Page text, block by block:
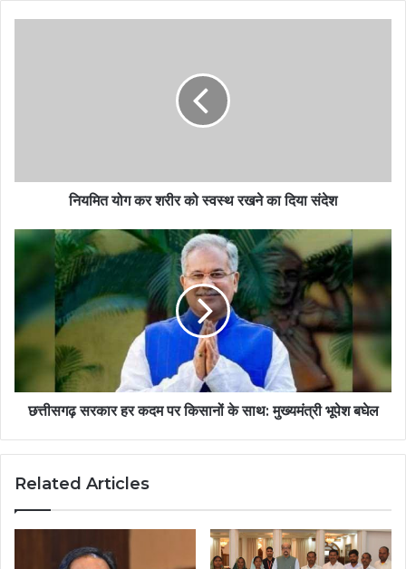
नियमित योग कर शरीर को स्वस्थ रखने का दिया संदेश
छत्तीसगढ़ सरकार हर कदम पर किसानों के साथ: मुख्यमंत्री भूपेश बघेल
Related Articles